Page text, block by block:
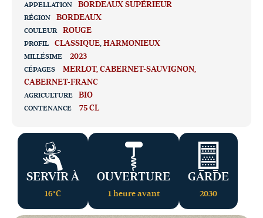
APPELLATION BORDEAUX SUPÉRIEUR
RÉGION BORDEAUX
COULEUR ROUGE
PROFIL CLASSIQUE, HARMONIEUX
MILLÉSIME 2023
CÉPAGES MERLOT CABERNET-SAUVIGNON
CABERNET-FRANC
AGRICULTURE BIO
CONTENANCE 75 CL
SERVIR À
16°C
OUVERTURE
1 heure avant
GARDE
2030